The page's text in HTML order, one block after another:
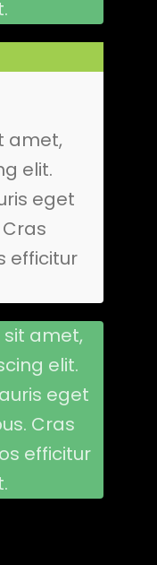
amet,
elit.
eget
efficitur
amet,
elit.
eget
Cras
efficitur